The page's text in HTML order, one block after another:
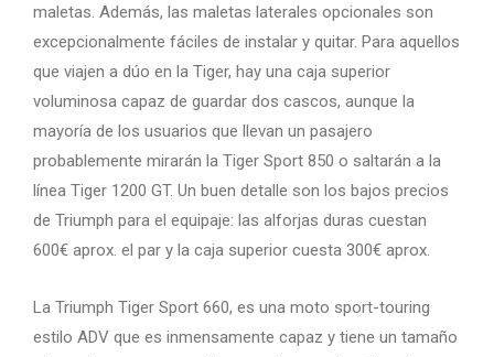
maletas. Además, las maletas laterales opcionales son
excepcionalmente fáciles de instalar y quitar. Para aquellos
que viajen a dúo en la Tiger, hay una caja superior
voluminosa capaz de guardar dos cascos, aunque la
mayoría de los usuarios que llevan un pasajero
probablemente mirarán la Tiger Sport 850 o saltarán a la
línea Tiger 1200 GT. Un buen detalle son los bajos precios
de Triumph para el equipaje: las alforjas duras cuestan
600€ aprox. el par y la caja superior cuesta 300€ aprox.
La Triumph Tiger Sport 660, es una moto sport-touring
estilo ADV que es inmensamente capaz y tiene un tamaño